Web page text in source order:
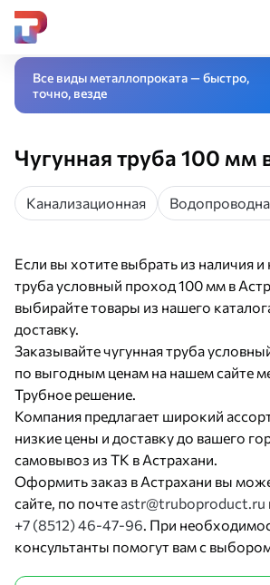
Главная Трубы из
Все виды металлопроката — быстро,
точно, везде
Чугунная труба 100 мм
Канализационная
Если вы хотите выбрать из наличия и
труба условный проход 100 мм в
выбирайте товары из нашего
доставку.
Заказывайте чугунная труба
по выгодным ценам на нашем сайте
Трубное решение.
Компания предлагает широкий
низкие цены и доставку до вашего
самовывоз из ТК в Астрахани.
Оформить заказ в Астрахани вы
сайте, по почте astr@truboproduct.ru
+7 (8512) 46-47-96. При
консультанты помогут вам с